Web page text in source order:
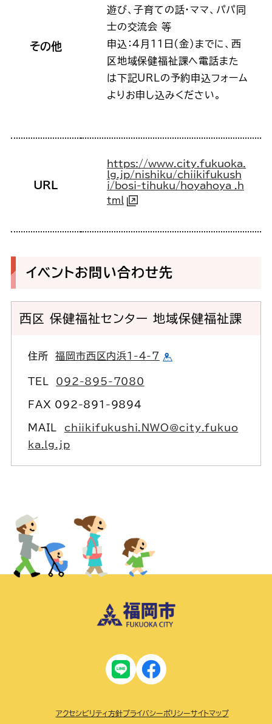
その他
遊び、子育ての話・ママ、パパ同
士の交流会 等
申込：4月11日(金)までに、西
区地域保健福祉課へ電話また
は下記URLの予約申込フォーム
よりお申し込みください。
URL
https://www.city.fukuoka.
lg.jp/nishiku/chiikifukush
i/bosi-tihuku/hoyahoya_.h
tml
イベントお問い合わせ先
西区 保健福祉センター 地域保健福祉課
住所福岡市西区内浜1-4-7
TEL 092-895-7080
FAX 092-891-9894
MAIL chiikifukushi.NWO@city.fukuo
ka.lg.jp
アクセシビリティ方針プライバシーポリシーサイトマップ